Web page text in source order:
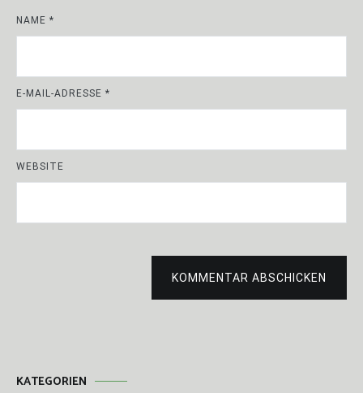
NAME *
E-MAIL-ADRESSE *
WEBSITE
KOMMENTAR ABSCHICKEN
KATEGORIEN